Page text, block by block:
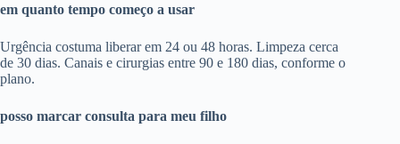
em quanto tempo começo a usar
Urgência costuma liberar em 24 ou 48 horas. Limpeza cerca
de 30 dias. Canais e cirurgias entre 90 e 180 dias, conforme o
plano.
posso marcar consulta para meu filho